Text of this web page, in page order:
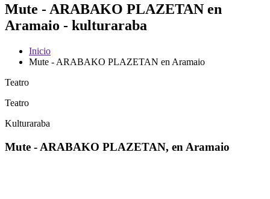
Mute - ARABAKO PLAZETAN en
Aramaio - kulturaraba
Inicio
Mute - ARABAKO PLAZETAN en Aramaio
Teatro
Teatro
Kulturaraba
Mute - ARABAKO PLAZETAN, en Aramaio